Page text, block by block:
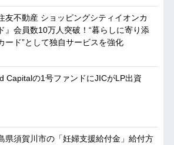
友不動産 ショッピングシティイオンカ
』会員数10万人突破！“暮らしに寄り添
ード”として独自サービスを強化
Capitalの1号ファンドにJICがLP出資
県須賀川市の「妊婦支援給付金」給付方